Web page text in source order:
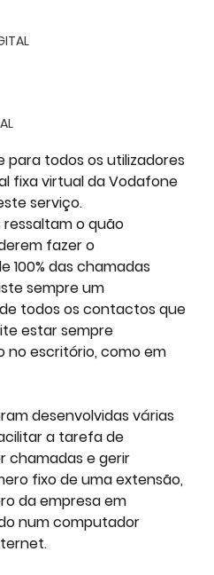
para todos os utilizadores
fixa virtual da Vodafone
serviço.
o quão
fazer o
100% das chamadas
sempre um
todos os contactos que
estar sempre
escritório, como em
desenvolvidas várias
a tarefa de
chamadas e gerir
fixo de uma extensão,
da empresa em
num computador